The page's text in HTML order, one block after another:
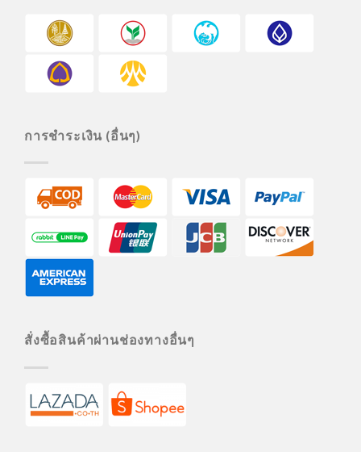
การชำระเงิน (อื่นๆ)
สั่งซื้อสินค้าผ่านช่องทางอื่นๆ